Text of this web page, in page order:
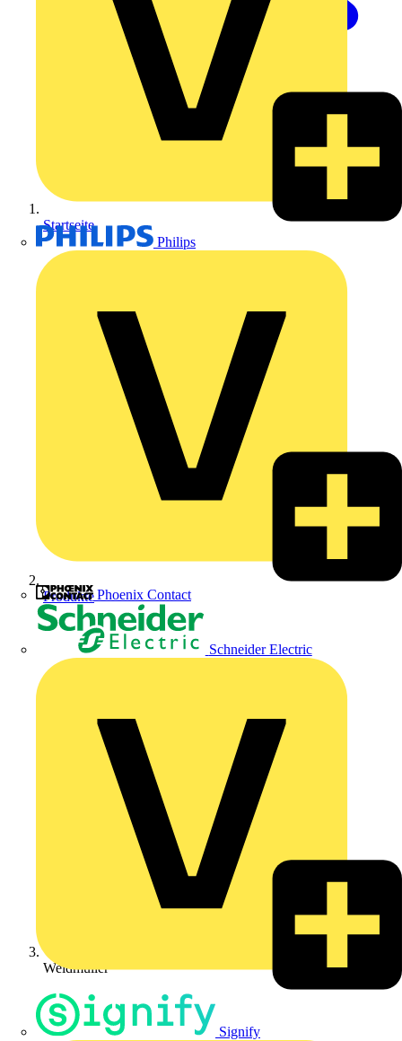
Philips
Phoenix Contact
Schneider Electric
Signify
Startseite
Produkte
Weidmüller